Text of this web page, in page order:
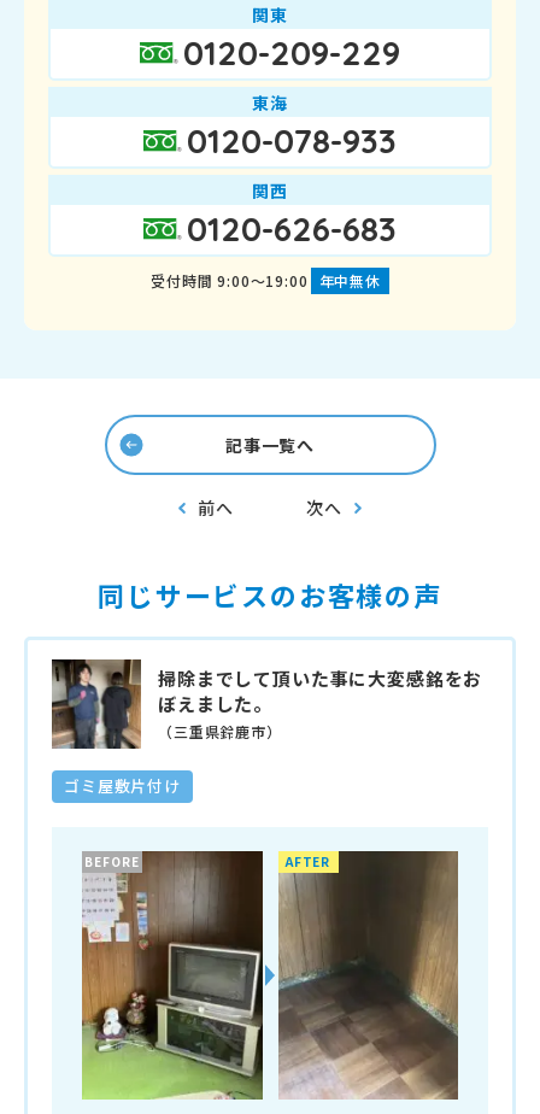
関東
0120-209-229
東海
0120-078-933
関西
0120-626-683
受付時間 9:00～19:00 年中無休
記事一覧へ
前へ 次へ
同じサービスのお客様の声
掃除までして頂いた事に大変感銘をお
ぼえました。
（三重県鈴鹿市）
ゴミ屋敷片付け
BEFORE AFTER